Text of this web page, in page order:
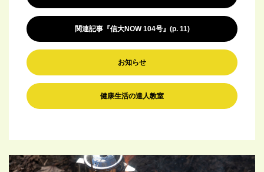
関連記事『信大NOW 104号』(p. 11)
お知らせ
健康生活の達人教室